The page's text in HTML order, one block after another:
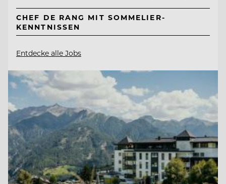
CHEF DE RANG MIT SOMMELIER-
KENNTNISSEN
Entdecke alle Jobs